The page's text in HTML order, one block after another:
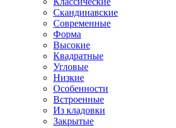
Скандинавские
Современные
Форма
Высокие
Квадратные
Угловые
Низкие
Особенности
Встроенные
Из кладовки
Закрытые